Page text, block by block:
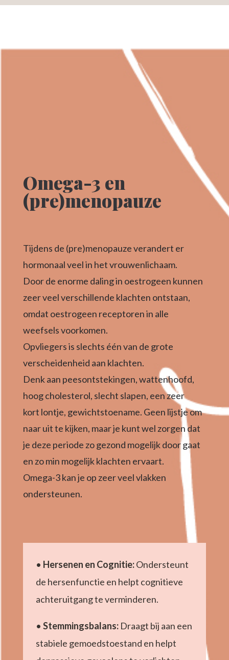
Omega-3 en
(pre)menopauze
Tijdens de (pre)menopauze verandert er
hormonaal veel in het vrouwenlichaam.
Door de enorme daling in oestrogeen kunnen
zeer veel verschillende klachten ontstaan,
omdat oestrogeen receptoren in alle
weefsels voorkomen.
Opvliegers is slechts één van de grote
verscheidenheid aan klachten.
Denk aan peesontstekingen, wattenhoofd,
hoog cholesterol, slecht slapen, een zeer
kort lontje, gewichtstoename. Geen lijstje om
naar uit te kijken, maar je kunt wel zorgen dat
je deze periode zo gezond mogelijk door gaat
en zo min mogelijk klachten ervaart.
Omega-3 kan je op zeer veel vlakken
ondersteunen.
• Hersenen en Cognitie:Ondersteunt
de hersenfunctie en helpt cognitieve
achteruitgang te verminderen.
• Stemmingsbalans:Draagt bij aan een
stabiele gemoedstoestand en helpt